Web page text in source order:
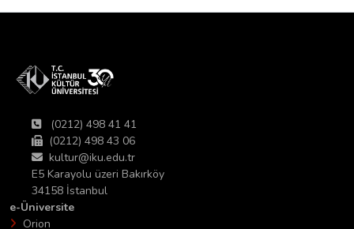
(0212) 498 41 41
(0212) 498 43 06
kultur@iku.edu.tr
E5 Karayolu üzeri Bakırköy
34158 İstanbul
e-Üniversite
Orion